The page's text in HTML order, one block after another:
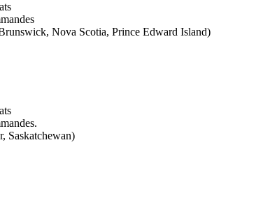
Nova Scotia, Prince Edward Island)
Saskatchewan)